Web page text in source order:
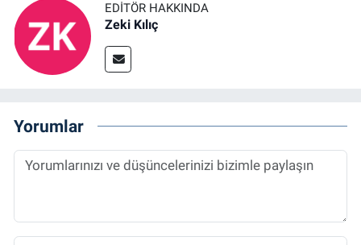
EDITÖR HAKKINDA
Zeki Kılıç
Yorumlar